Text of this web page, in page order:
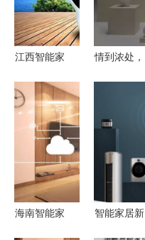
江西智能家
代理,上饶
甲醛检测仪
新飞专业生
产
情到浓处，
的新情感表
海南智能家
智能家居新